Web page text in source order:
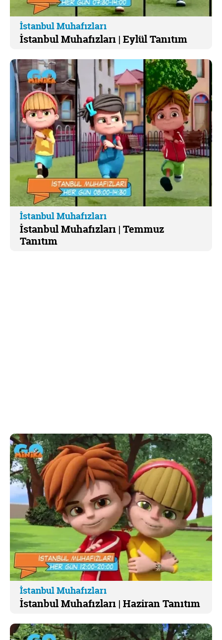
İstanbul Muhafızları
İstanbul Muhafızları | Eylül Tanıtım
İstanbul Muhafızları
İstanbul Muhafızları | Temmuz
Tanıtım
İstanbul Muhafızları
İstanbul Muhafızları | Haziran Tanıtım